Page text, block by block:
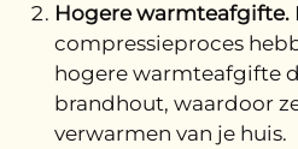
Hogere warmteafgifte.
compressieproces
hogere warmteafgifte
brandhout, waardoor
verwarmen van je huis.